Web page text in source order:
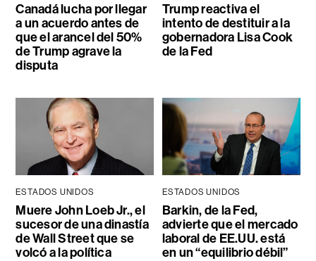
Canadá lucha por llegar
a un acuerdo antes de
que el arancel del 50%
de Trump agrave la
disputa
Trump reactiva el
intento de destituir a la
gobernadora Lisa Cook
de la Fed
ESTADOS UNIDOS
Muere John Loeb Jr., el
sucesor de una dinastía
de Wall Street que se
volcó a la política
ESTADOS UNIDOS
Barkin, de la Fed,
advierte que el mercado
laboral de EE.UU. está
en un “equilibrio débil”